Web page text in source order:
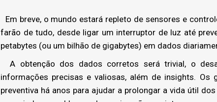
Em breve, o mundo estará repleto de sensores e
farão de tudo, desde ligar um interruptor de luz até
petabytes (ou um bilhão de gigabytes) em dados
A obtenção dos dados corretos será trivial, o
informações precisas e valiosas, além de insights.
preventiva há anos para ajudar a prolongar a vida útil